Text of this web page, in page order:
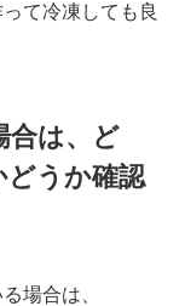
て冷凍しても良
合は、ど
どうか確認
場合は、